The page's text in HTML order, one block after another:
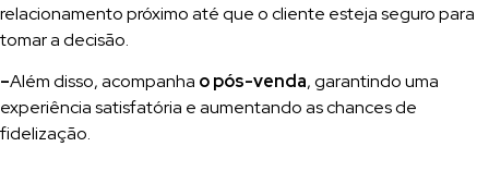
relacionamento próximo até que o cliente esteja seguro para
tomar a decisão.
–Além disso, acompanha o pós-venda, garantindo uma
experiência satisfatória e aumentando as chances de
fidelização.